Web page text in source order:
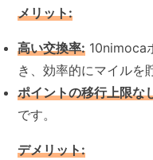
メリット:
高い交換率: 10nimoca
き、効率的にマイルを
ポイントの移行上限な
です。
デメリット: